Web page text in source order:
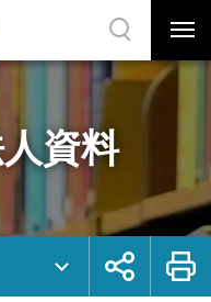
選
單
關
網
站
尋
資料
展
鈕
列